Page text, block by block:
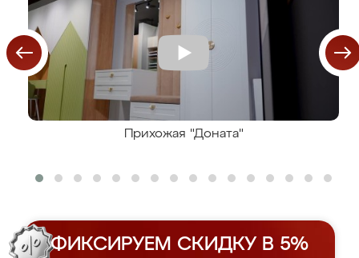
Прихожая "Доната"
ФИКСИРУЕМ СКИДКУ В 5%